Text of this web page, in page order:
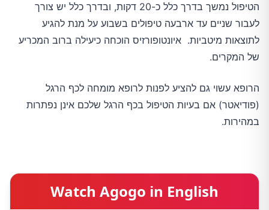
הטיפול נמשך בדרך כלל כ-20 דקות, ובדרך כלל יש צורך
לעבור שניים עד ארבעה טיפולים בשבוע על מנת להגיע
לתוצאות מיטביות. איונטופורזיס הוכחה כיעילה ברוב המכריע
של המקרים.
הרופא עשוי גם להציע לפנות לרופא מומחה לכף הרגל
(פודיאטר) אם בעיות הטיפול בכף הרגל שלכם אינן נפתרות
במהירות.
Watch Agogo in English